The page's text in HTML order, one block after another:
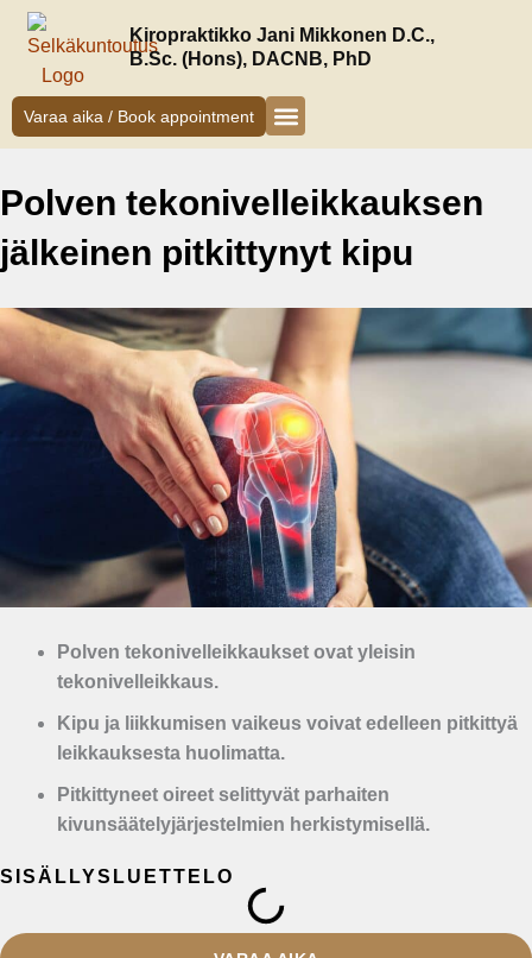
Siirry
sisältöön
Kiropraktikko Jani Mikkonen D.C.,
B.Sc. (Hons), DACNB, PhD
Varaa aika / Book appointment
Polven tekonivelleikkauksen
jälkeinen pitkittynyt kipu
Polven tekonivelleikkaukset ovat yleisin
tekonivelleikkaus.
Kipu ja liikkumisen vaikeus voivat edelleen pitkittyä
leikkauksesta huolimatta.
Pitkittyneet oireet selittyvät parhaiten
kivunsäätelyjärjestelmien herkistymisellä.
SISÄLLYSLUETTELO